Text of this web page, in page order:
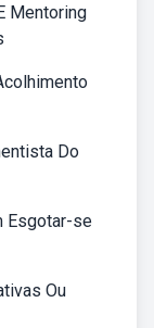
Mentoring
Do
Esgotar-se
Ou